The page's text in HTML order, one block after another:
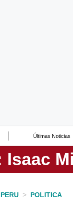
Últimas Noticias
PERU > POLITICA